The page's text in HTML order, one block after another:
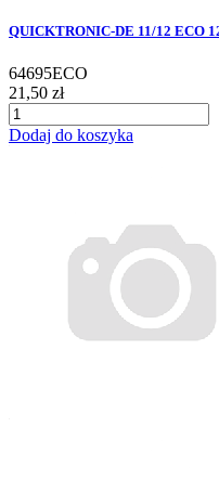
QUICKTRONIC-DE 11/12 ECO
64695ECO
21,50 zł
Dodaj do koszyka